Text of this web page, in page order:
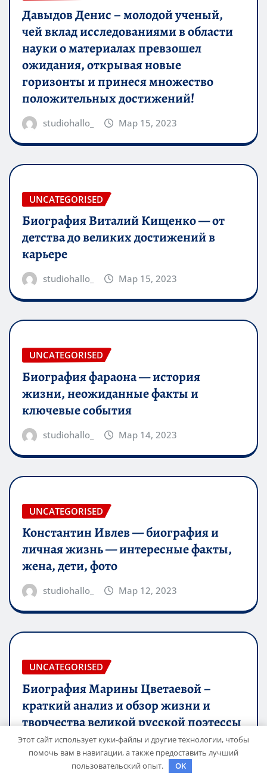
Давыдов Денис – молодой ученый,
чей вклад исследованиями в области
науки о материалах превзошел
ожидания, открывая новые
горизонты и принеся множество
положительных достижений!
studiohallo_ Мар 15, 2023
UNCATEGORISED
Биография Виталий Кищенко — от
детства до великих достижений в
карьере
studiohallo_ Мар 15, 2023
UNCATEGORISED
Биография фараона — история
жизни, неожиданные факты и
ключевые события
studiohallo_ Мар 14, 2023
UNCATEGORISED
Константин Ивлев — биография и
личная жизнь — интересные факты,
жена, дети, фото
studiohallo_ Мар 12, 2023
UNCATEGORISED
Биография Марины Цветаевой –
краткий анализ и обзор жизни и
творчества великой русской поэтессы
studiohallo_ Мар 12, 2023
Этот сайт использует куки-файлы и другие технологии, чтобы
помочь вам в навигации, а также предоставить лучший
пользовательский опыт.
OK